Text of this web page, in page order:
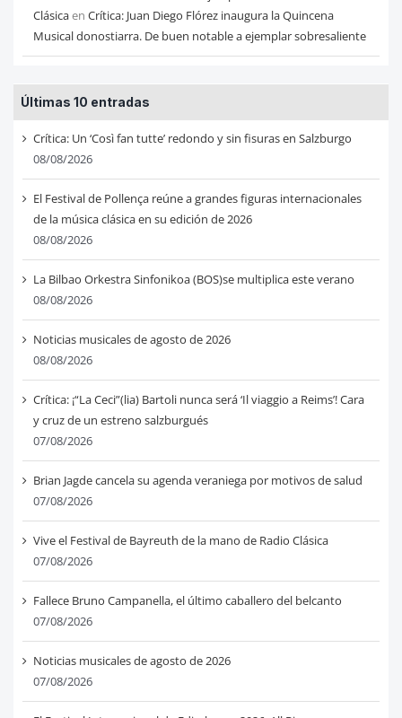
Clásicaen Crítica: Juan Diego Flórez inaugura la Quincena
Musical donostiarra. De buen notable a ejemplar sobresaliente
Últimas 10 entradas
Crítica: Un ‘Così fan tutte’ redondo y sin fisuras en Salzburgo
08/08/2026
El Festival de Pollença reúne a grandes figuras internacionales
de la música clásica en su edición de 2026
08/08/2026
La Bilbao Orkestra Sinfonikoa (BOS)se multiplica este verano
08/08/2026
Noticias musicales de agosto de 2026
08/08/2026
Crítica: ¡“La Ceci”(lia) Bartoli nunca será ‘Il viaggio a Reims’! Cara
y cruz de un estreno salzburgués
07/08/2026
Brian Jagde cancela su agenda veraniega por motivos de salud
07/08/2026
Vive el Festival de Bayreuth de la mano de Radio Clásica
07/08/2026
Fallece Bruno Campanella, el último caballero del belcanto
07/08/2026
Noticias musicales de agosto de 2026
07/08/2026